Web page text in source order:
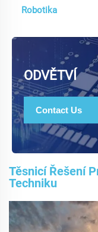
Robotika
ODVĚTVÍ
Contact Us
Těsnicí Řešení
Techniku